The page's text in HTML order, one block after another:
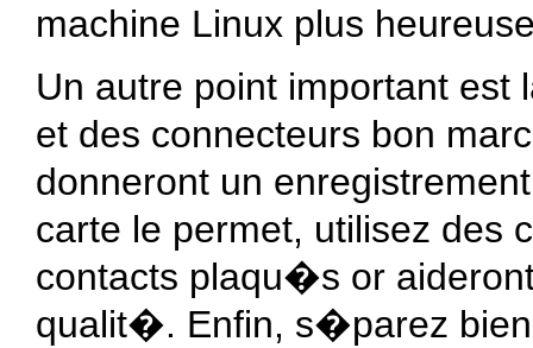
machine Linux plus
Un autre point important
et des connecteurs bon
donneront un
carte le permet, utilisez des
contacts plaqu�s or
qualit�. Enfin, s�parez